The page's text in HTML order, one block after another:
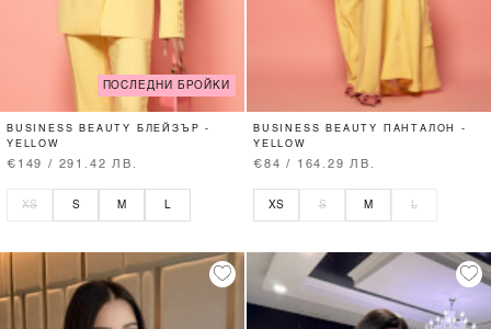
ПОСЛЕДНИ БРОЙКИ
BUSINESS BEAUTY БЛЕЙЗЪР -
YELLOW
€149 / 291.42 ЛВ.
XS S M
BUSINESS BEAUTY ПАНТАЛОН -
YELLOW
€84 / 164.29 ЛВ.
XS S M L